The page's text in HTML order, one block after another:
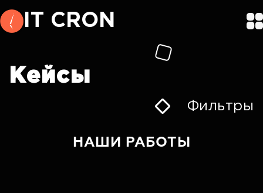
IT CRON
Кейсы
Фильтры
НАШИ РАБОТЫ